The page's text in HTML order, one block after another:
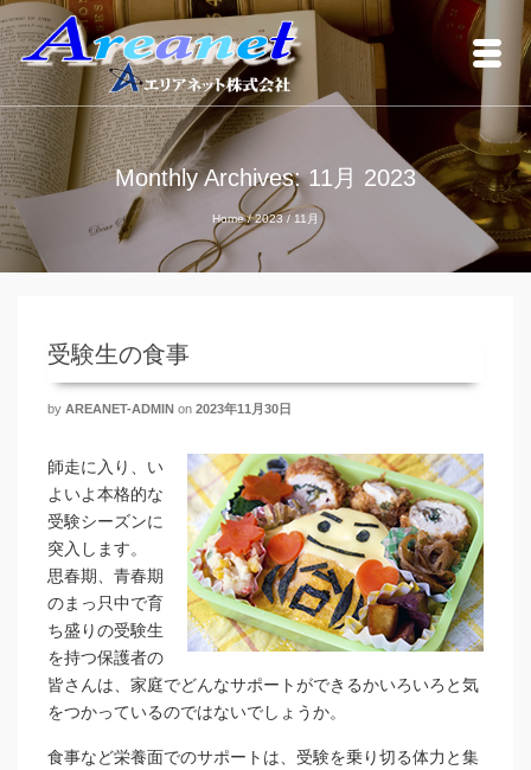
Monthly Archives: 11月 2023
Home / 2023 / 11月
受験生の食事
by AREANET-ADMIN on 2023年11月30日
師走に入り、い
よいよ本格的な
受験シーズンに
突入します。
思春期、青春期
のまっ只中で育
ち盛りの受験生
を持つ保護者の
皆さんは、家庭でどんなサポートができるかいろいろと気
をつかっているのではないでしょうか。
食事など栄養面でのサポートは、受験を乗り切る体力と集